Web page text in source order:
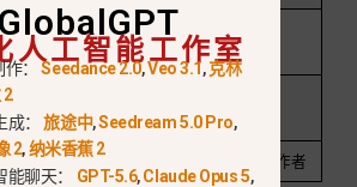
单工具用户 高级用户和创作者
GlobalGPT
人工智能工作室
作：Seedance 2.0,Veo 3.1,克林
2
成：旅途中,Seedream 5.0 Pro,
2,纳米香蕉 2
能聊天： GPT-5.6,Claude Opus 5,